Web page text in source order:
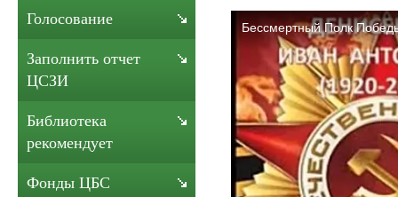
Голосование
Заполнить отчет
ЦСЗИ
Библиотека
рекомендует
Фонды ЦБС